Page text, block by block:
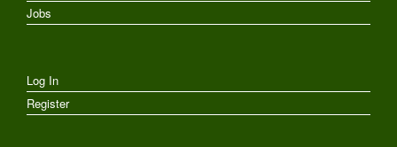
Jobs
Log In
Register